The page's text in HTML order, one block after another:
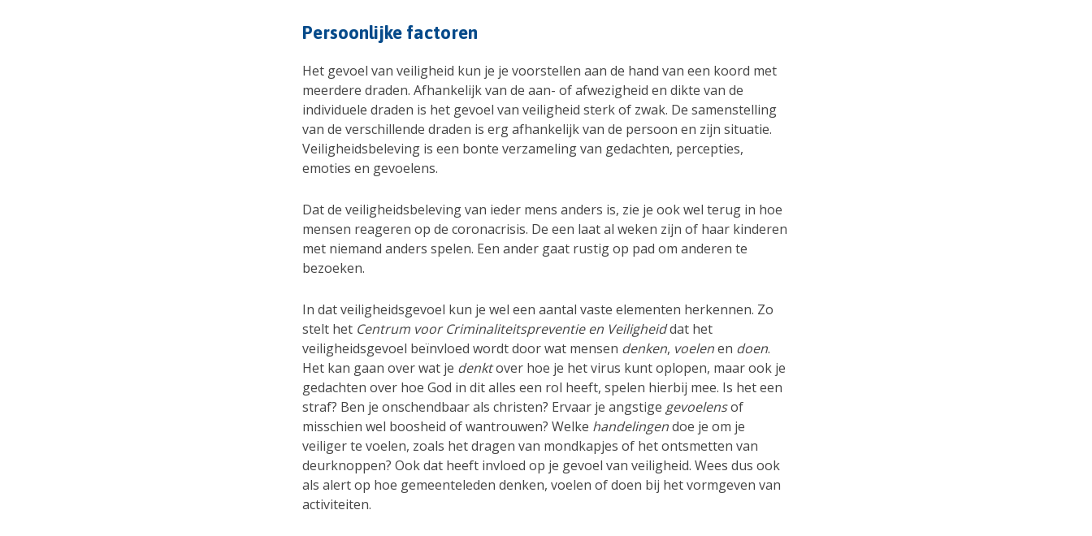
Persoonlijke factoren
Het gevoel van veiligheid kun je je voorstellen aan de hand van een koord met
meerdere draden. Afhankelijk van de aan- of afwezigheid en dikte van de
individuele draden is het gevoel van veiligheid sterk of zwak. De samenstelling
van de verschillende draden is erg afhankelijk van de persoon en zijn situatie.
Veiligheidsbeleving is een bonte verzameling van gedachten, percepties,
emoties en gevoelens.
Dat de veiligheidsbeleving van ieder mens anders is, zie je ook wel terug in hoe
mensen reageren op de coronacrisis. De een laat al weken zijn of haar kinderen
met niemand anders spelen. Een ander gaat rustig op pad om anderen te
bezoeken.
In dat veiligheidsgevoel kun je wel een aantal vaste elementen herkennen. Zo
stelt het Centrum voor Criminaliteitspreventie en Veiligheiddat het
veiligheidsgevoel beïnvloed wordt door wat mensen denken, voelenen doen.
Het kan gaan over wat je denktover hoe je het virus kunt oplopen, maar ook je
gedachten over hoe God in dit alles een rol heeft, spelen hierbij mee. Is het een
straf? Ben je onschendbaar als christen? Ervaar je angstige gevoelensof
misschien wel boosheid of wantrouwen? Welke handelingendoe je om je
veiliger te voelen, zoals het dragen van mondkapjes of het ontsmetten van
deurknoppen? Ook dat heeft invloed op je gevoel van veiligheid. Wees dus ook
als alert op hoe gemeenteleden denken, voelen of doen bij het vormgeven van
activiteiten.